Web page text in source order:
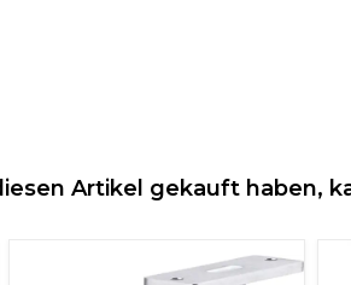
Artikel gekauft haben,